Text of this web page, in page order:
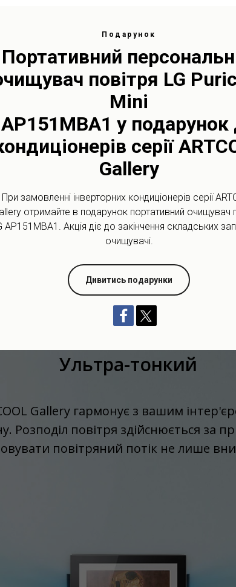
Ультра-тонкий
Gallery гармонує з вашим
Розподіл повітря здійснюється за
повітряний потік не лише
Подарунок
Портативний
повітря LG
Mini
AP151MBA1 у подарунок
серії
Gallery
При замовленні інверторних кондиціонерів серії
отримайте в подарунок портативний очищувач
AP151MBA1. Акція діє до закінчення складських
очищувачі.
Дивитись подарунки